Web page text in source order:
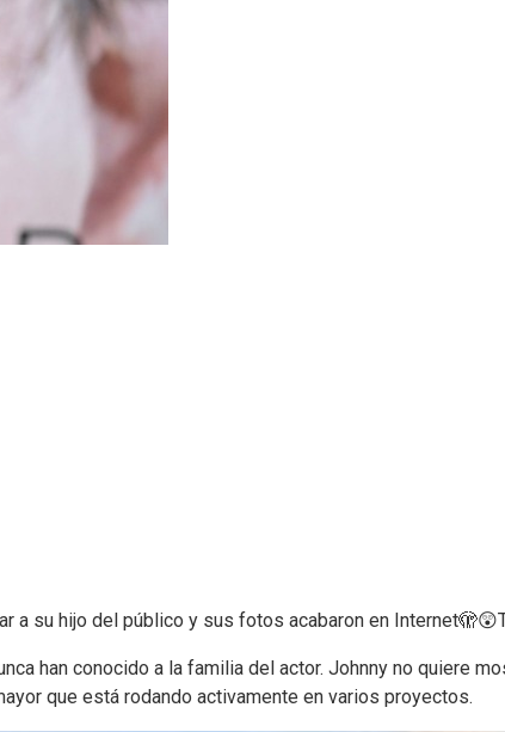
a su hijo del público y sus fotos acabaron en
han conocido a la familia del actor. Johnny no quiere
que está rodando activamente en varios proyectos.